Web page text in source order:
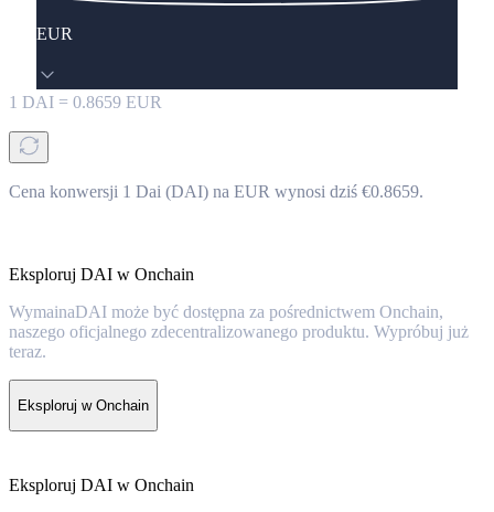
EUR
1 DAI = 0.8659 EUR
Cena konwersji 1 Dai (DAI) na EUR wynosi dziś €0.8659.
Eksploruj DAI w Onchain
WymainaDAI może być dostępna za pośrednictwem Onchain,
naszego oficjalnego zdecentralizowanego produktu. Wypróbuj już
teraz.
Eksploruj w Onchain
Eksploruj DAI w Onchain